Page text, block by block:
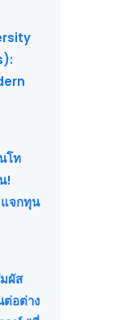
โท
!
จกทุน
ผัส
ต่อต่าง